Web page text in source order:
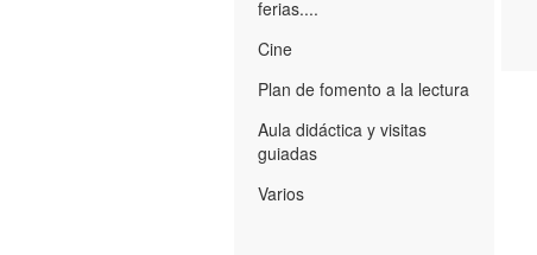
ferias....
Cine
Plan de fomento a la lectura
Aula didáctica y visitas
guiadas
Varios